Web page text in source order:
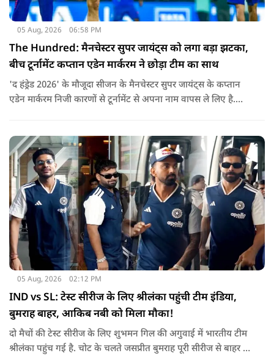
05 Aug, 2026 06:58 PM
The Hundred: मैनचेस्टर सुपर जायंट्स को लगा बड़ा झटका,
बीच टूर्नामेंट कप्तान एडेन मार्करम ने छोड़ा टीम का साथ
'द हंड्रेड 2026' के मौजूदा सीजन के मैनचेस्टर सुपर जायंट्स के कप्तान
एडेन मार्करम निजी कारणों से टूर्नामेंट से अपना नाम वापस ले लिए है.
05 Aug, 2026 02:12 PM
IND vs SL: टेस्ट सीरीज के लिए श्रीलंका पहुंची टीम इंडिया,
बुमराह बाहर, आकिब नबी को मिला मौका!
दो मैचों की टेस्ट सीरीज के लिए शुभमन गिल की अगुवाई में भारतीय टीम
श्रीलंका पहुंच गई है. चोट के चलते जसप्रीत बुमराह पूरी सीरीज से बाहर हो